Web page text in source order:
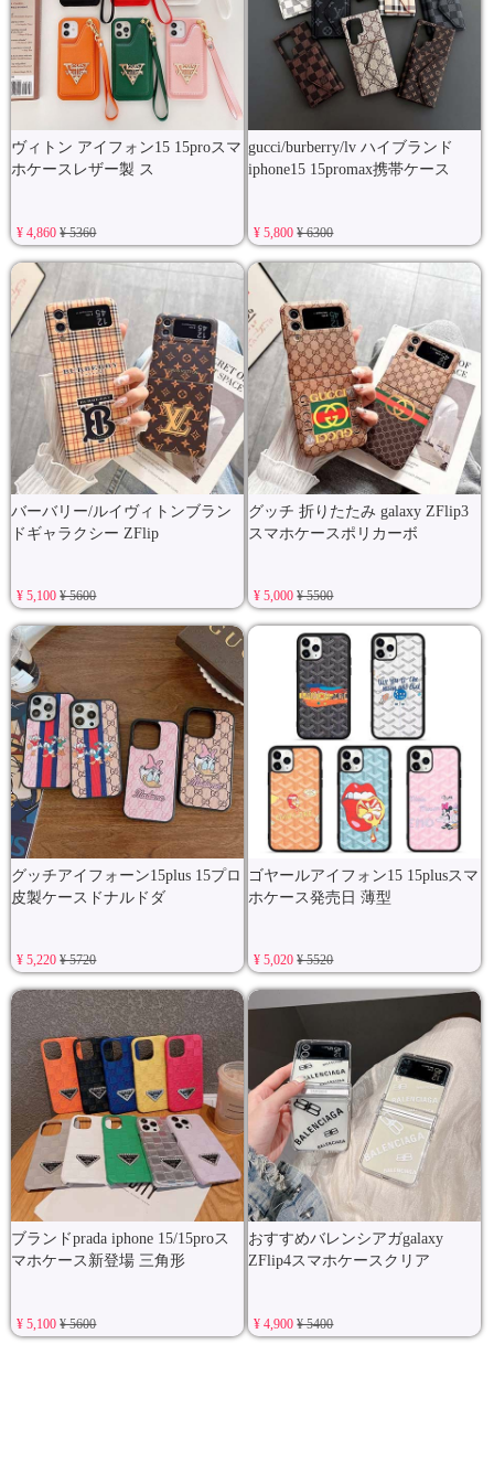
ヴィトン アイフォン15 15proスマ
ホケースレザー製 ス
¥ 4,860¥ 5360
gucci/burberry/lv ハイブランド
iphone15 15promax携帯ケース
¥ 5,800¥ 6300
バーバリー/ルイヴィトンブラン
ドギャラクシー ZFlip
¥ 5,100¥ 5600
グッチ 折りたたみ galaxy ZFlip3
スマホケースポリカーボ
¥ 5,000¥ 5500
グッチアイフォーン15plus 15プロ
皮製ケースドナルドダ
¥ 5,220¥ 5720
ゴヤールアイフォン15 15plusスマ
ホケース発売日 薄型
¥ 5,020¥ 5520
ブランドprada iphone 15/15proス
マホケース新登場 三角形
¥ 5,100¥ 5600
おすすめバレンシアガgalaxy
ZFlip4スマホケースクリア
¥ 4,900¥ 5400